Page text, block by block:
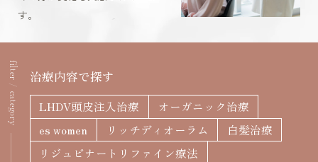
イン療法
円形脱毛症治療 オルミエント治療薬®
ステロイド局所注射
新宿院 池袋院
表参道院
立川院 町田院
横浜院 大宮院
年代別お悩みガイド
FAGAコラム
す。
filter / category 治療内容で探す
LHDV頭皮注入治療
オーガニック治療
es women
リッチディオーラム
白髪治療
リジュビナートリファイン療法